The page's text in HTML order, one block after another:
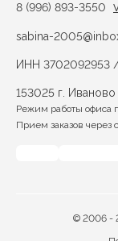
8 (996) 893-3550
sabina-
ИНН 3702092953
153025 г. Иваново
Режим работы офиса
Прием заказов через
© 2006 -